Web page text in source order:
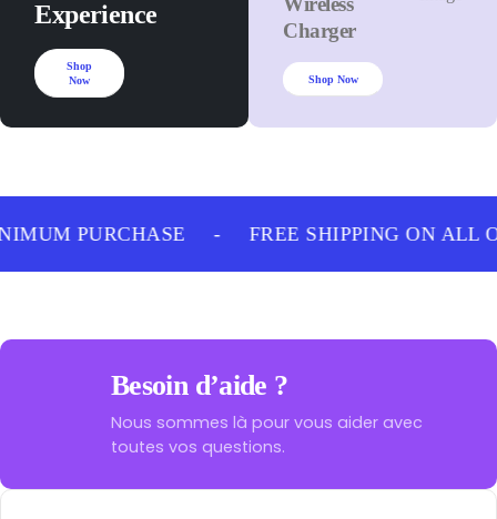
Experience
Shop
Now
Charger
Shop Now
PURCHASE - FREE SHIPPING ON ALL
Besoin d’aide ?
Nous sommes là pour vous aider avec
toutes vos questions.